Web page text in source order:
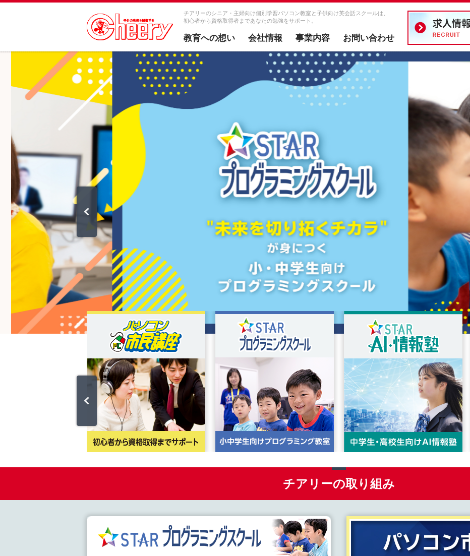
チアリーのシニア・主婦向け個別学習パソコン教室と子供向け英会話スクールは、
初心者から資格取得者まであなたの勉強をサポート。
教育への想い 会社情報 事業内容 お問い合わせ
チアリーの取り組み